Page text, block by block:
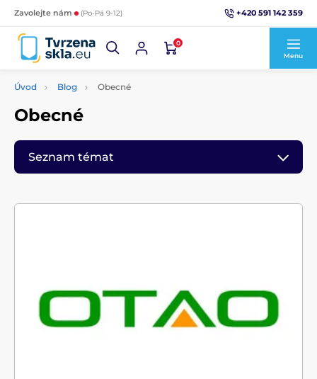
Zavolejte nám (Po-Pá 9-12) +420 591 142 359
0
Menu
Úvod Blog Obecné
Obecné
Seznam témat